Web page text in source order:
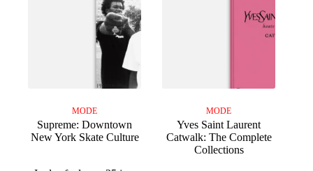
MODE
Supreme: Downtown
New York Skate Culture
MODE
Yves Saint Laurent
Catwalk: The Complete
Collections